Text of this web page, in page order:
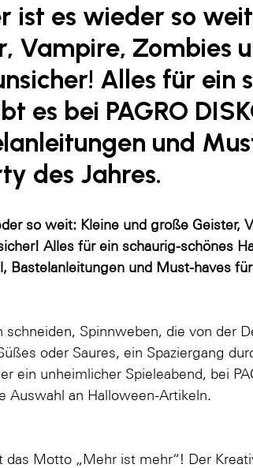
ist es wieder so
Vampire, Zombies
Alles für ein
es bei PAGRO
und
des Jahres.
so weit: Kleine und große Geister,
Alles für ein schaurig-schönes
Bastelanleitungen und Must-haves
schneiden, Spinnweben, die von der
oder Saures, ein Spaziergang
ein unheimlicher Spieleabend, bei
Auswahl an Halloween-Artikeln.
Motto „Mehr ist mehr“! Der